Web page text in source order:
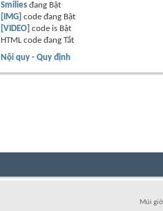
Smiliesđang Bật
[IMG] code đang Bật
[VIDEO] code is Bật
HTML code đang Tắt
Nội quy - Quy định
Múi giờ